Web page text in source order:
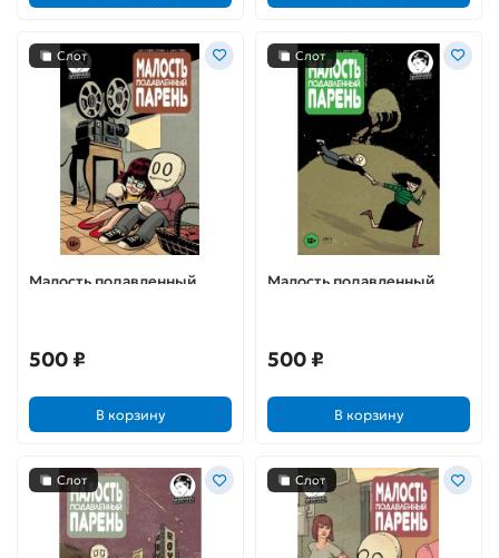
Слот
Малость подавленный
500 ₽
В корзину
Слот
Малость подавленный
500 ₽
В корзину
Слот Слот